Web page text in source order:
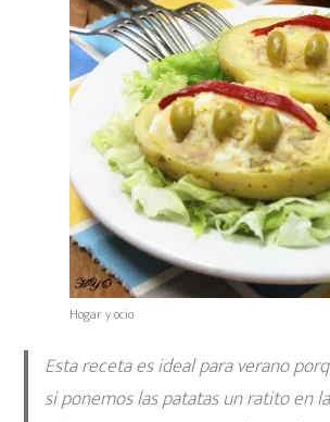
Hogar y ocio
Esta receta es ideal para verano
si ponemos las patatas un ratito en